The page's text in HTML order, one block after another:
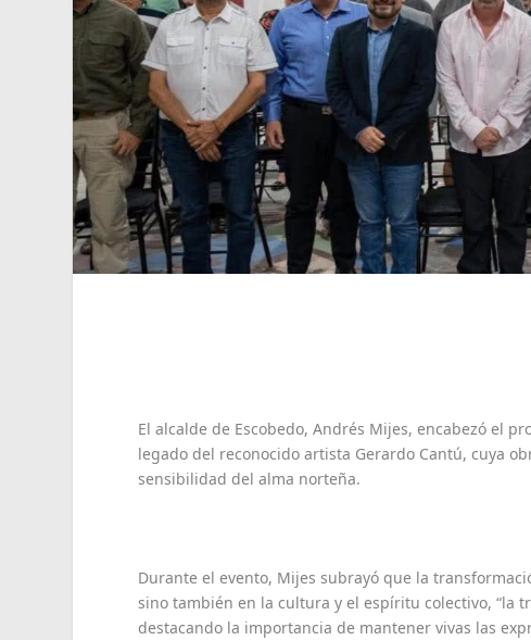
El alcalde de Escobedo, Andrés Mijes, encabezó el
legado del reconocido artista Gerardo Cantú, cuya
sensibilidad del alma norteña.
Durante el evento, Mijes subrayó que la
sino también en la cultura y el espíritu colectivo, “la
destacando la importancia de mantener vivas las